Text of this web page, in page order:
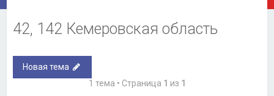
42, 142 Кемеровская область
Новая тема
1 тема • Страница 1 из 1